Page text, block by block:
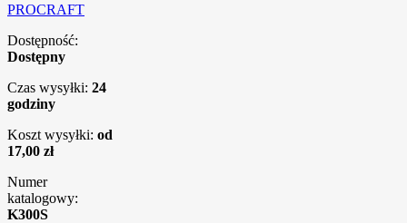
PROCRAFT
Dostępność:
Dostępny
Czas wysyłki: 24
godziny
Koszt wysyłki: od
17,00 zł
Numer
katalogowy:
K300S